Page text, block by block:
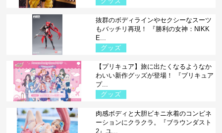
抜群のボディラインやセクシーなスーツ
もバッチリ再現！ 『勝利の女神：NIKK
E...
グッズ
【プリキュア】旅に出たくなるようなか
わいい新作グッズが登場！ 『プリキュア
プ...
グッズ
肉感ボディと大胆ビキニ水着のコンビネ
ーションにクラクラ。『ブラウンダスト
2』ユ...